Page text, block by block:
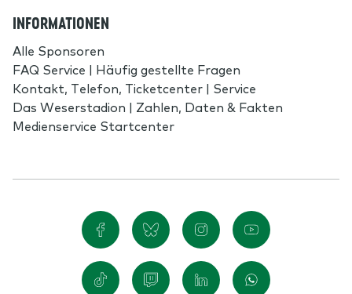
INFORMATIONEN
Alle Sponsoren
FAQ Service | Häufig gestellte Fragen
Kontakt, Telefon, Ticketcenter | Service
Das Weserstadion | Zahlen, Daten & Fakten
Medienservice Startcenter